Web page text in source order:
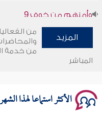
سلسلة محاضرات نفحات
المزيد
من
من خدمة
المباشر
الأكثر استماعا لهذا الشهر